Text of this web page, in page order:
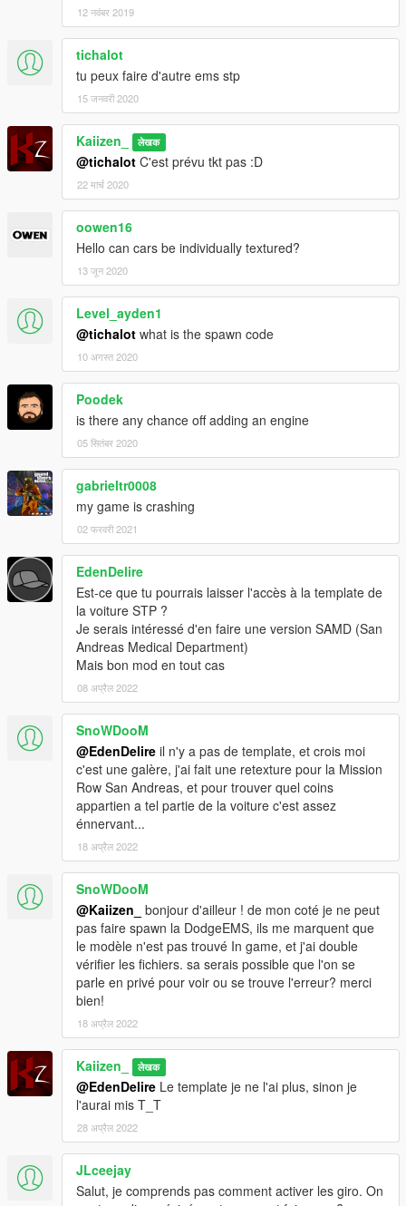
12 नवंबर 2019
tichalot
tu peux faire d'autre ems stp
15 जनवरी 2020
Kaiizen_ लेखक
@tichalot C'est prévu tkt pas :D
22 मार्च 2020
oowen16
Hello can cars be individually textured?
13 जून 2020
Level_ayden1
@tichalot what is the spawn code
10 अगस्त 2020
Poodek
is there any chance off adding an engine
05 सितंबर 2020
gabrieltr0008
my game is crashing
02 फरवरी 2021
EdenDelire
Est-ce que tu pourrais laisser l'accès à la template de
la voiture STP ?
Je serais intéressé d'en faire une version SAMD (San
Andreas Medical Department)
Mais bon mod en tout cas
08 अप्रैल 2022
SnoWDooM
@EdenDelire il n'y a pas de template, et crois moi
c'est une galère, j'ai fait une retexture pour la Mission
Row San Andreas, et pour trouver quel coins
appartien a tel partie de la voiture c'est assez
énnervant...
18 अप्रैल 2022
SnoWDooM
@Kaiizen_
bonjour d'ailleur ! de mon coté je ne peut
pas faire spawn la DodgeEMS, ils me marquent que
le modèle n'est pas trouvé In game, et j'ai double
vérifier les fichiers. sa serais possible que l'on se
parle en privé pour voir ou se trouve l'erreur? merci
bien!
18 अप्रैल 2022
Kaiizen_ लेखक
@EdenDelire Le template je ne l'ai plus, sinon je
l'aurai mis T_T
28 अप्रैल 2022
JLceejay
Salut, je comprends pas comment activer les giro. On